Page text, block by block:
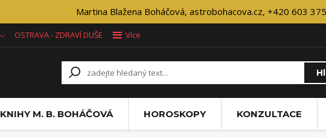
Martina Blažena Boháčová, astrobohacova.cz, +420 603
OSTRAVA - ZDRAVÍ DUŠE Více
KNIHY M. B. BOHÁČOVÁ HOROSKOPY KONZULTACE